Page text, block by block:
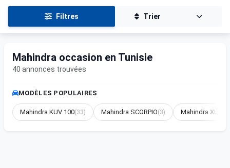
Filtres Trier
Mahindra occasion en Tunisie
40 annonces trouvées
MODÈLES POPULAIRES
Mahindra KUV 100(33) Mahindra SCORPIO(3) Mahindra XUV